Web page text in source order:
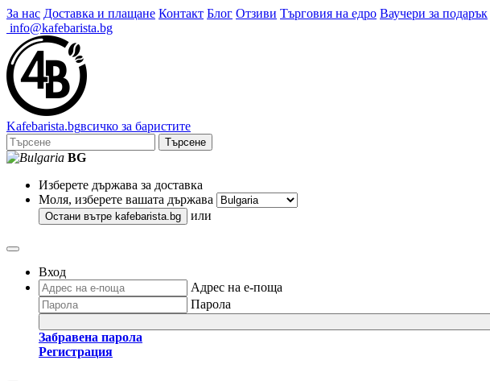
За нас Доставка и плащане Контакт Блог Отзиви Търговия на едро Ваучери за подарък
info@kafebarista.bg
Kafebarista.bgвсичко за баристите
Търсене
BG
Изберете държава за доставка
Моля, изберете вашата държава
Остани вътре kafebarista.bg или
Вход
Адрес на е-поща
Парола
Забравена парола
Регистрация